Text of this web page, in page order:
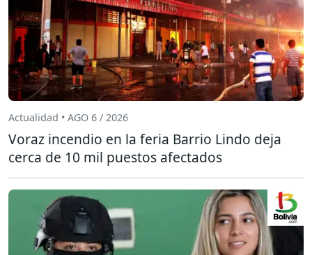
Actualidad • AGO 6 / 2026
Voraz incendio en la feria Barrio Lindo deja
cerca de 10 mil puestos afectados